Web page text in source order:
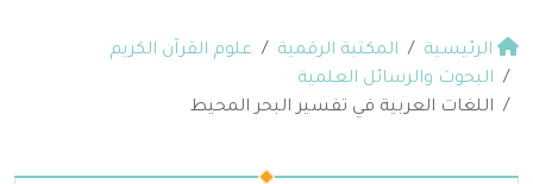
الرئيسية المكتبة الرقمية
علوم القرآن الكريم
البحوث والرسائل العلمية
اللغات العربية في تفسير البحر المحيط